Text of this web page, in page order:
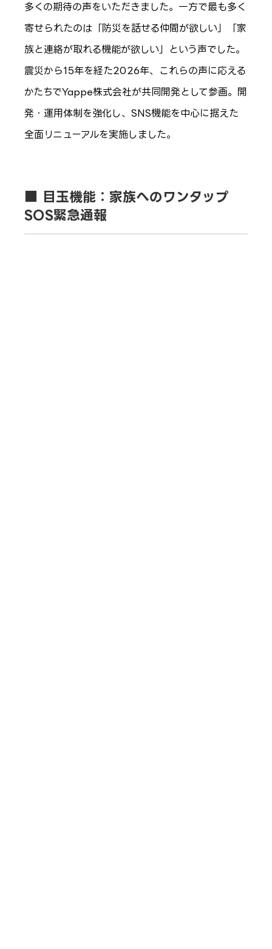
多くの期待の声をいただきました。一方で最も多く
寄せられたのは「防災を話せる仲間が欲しい」「家
族と連絡が取れる機能が欲しい」という声でした。
震災から15年を経た2026年、これらの声に応える
かたちでYappe株式会社が共同開発として参画。開
発・運用体制を強化し、SNS機能を中心に据えた
全面リニューアルを実施しました。
■ 目玉機能：家族へのワンタップ
SOS緊急通報